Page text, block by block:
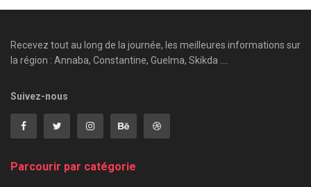
Recevez tout au long de la journée, les meilleures informations sur
la région : Annaba, Constantine, Guelma, Skikda ....
Suivez-nous
Parcourir par catégorie